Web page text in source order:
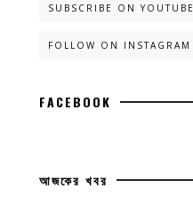
SUBSCRIBE ON YOUTUBE
FOLLOW ON INSTAGRAM
FACEBOOK
আজকের খবর